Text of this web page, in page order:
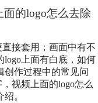
的logo怎么去除
接套用；画面中有不
logo上面有白底，如何
创作过程中的常见问
视频上面的logo怎么
。